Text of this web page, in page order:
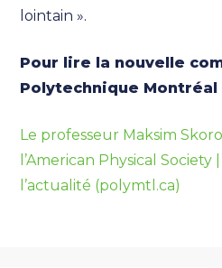
lointain ».
Pour lire la nouvelle
Polytechnique Montréal
Le professeur Maksim
l’American Physical
l’actualité (polymtl.ca)